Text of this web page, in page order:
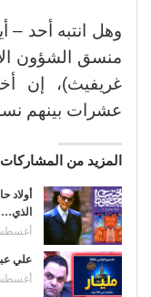
وهل انتبه أحد –
منسق الشؤون
غريفيث)، إن
عشرات بينهم
المزيد من المشاركات
الذي…
أغسطس 10,
علي
أغسطس 10,